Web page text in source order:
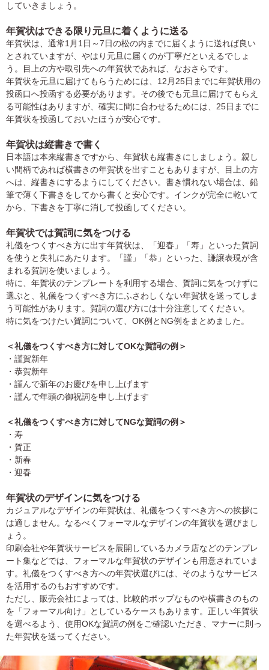
き
寒
中
見
舞
い
は
が
き
していきましょう。
年賀状はできる限り元旦に着くように送る
年賀状は、通常1月1日～7日の松の内までに届くように送れば良い
とされていますが、やはり元旦に届くのが丁寧だといえるでしょ
う。目上の方や取引先への年賀状であれば、なおさらです。
年賀状を元旦に届けてもらうためには、12月25日までに年賀状用の
投函口へ投函する必要があります。その後でも元旦に届けてもらえ
る可能性はありますが、確実に間に合わせるためには、25日までに
年賀状を投函しておいたほうが安心です。
年賀状は縦書きで書く
日本語は本来縦書きですから、年賀状も縦書きにしましょう。親し
い間柄であれば横書きの年賀状を出すこともありますが、目上の方
へは、縦書きにするようにしてください。書き慣れない場合は、鉛
筆で薄く下書きをしてから書くと安心です。インクが完全に乾いて
から、下書きを丁寧に消して投函してください。
年賀状では賀詞に気をつける
礼儀をつくすべき方に出す年賀状は、「迎春」「寿」といった賀詞
を使うと失礼にあたります。「謹」「恭」といった、謙譲表現が含
まれる賀詞を使いましょう。
特に、年賀状のテンプレートを利用する場合、賀詞に気をつけずに
選ぶと、礼儀をつくすべき方にふさわしくない年賀状を送ってしま
う可能性があります。賀詞の選び方には十分注意してください。
特に気をつけたい賀詞について、OK例とNG例をまとめました。
＜礼儀をつくすべき方に対してOKな賀詞の例＞
・謹賀新年
・恭賀新年
・謹んで新年のお慶びを申し上げます
・謹んで年頭の御祝詞を申し上げます
＜礼儀をつくすべき方に対してNGな賀詞の例＞
・寿
・賀正
・新春
・迎春
年賀状のデザインに気をつける
カジュアルなデザインの年賀状は、礼儀をつくすべき方への挨拶に
は適しません。なるべくフォーマルなデザインの年賀状を選びまし
ょう。
印刷会社や年賀状サービスを展開しているカメラ店などのテンプレ
ート集などでは、フォーマルな年賀状のデザインも用意されていま
す。礼儀をつくすべき方への年賀状選びには、そのようなサービス
を活用するのもおすすめです。
ただし、販売会社によっては、比較的ポップなものや横書きのもの
を「フォーマル向け」としているケースもあります。正しい年賀状
を選べるよう、使用OKな賀詞の例をご確認いただき、マナーに則っ
た年賀状を送ってください。